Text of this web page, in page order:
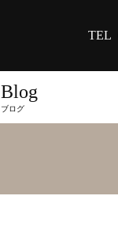
TEL
Blog
ブログ